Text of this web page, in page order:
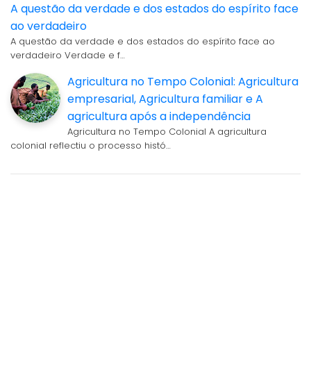
A questão da verdade e dos estados do espírito face
ao verdadeiro
A questão da verdade e dos estados do espírito face ao
verdadeiro Verdade e f…
Agricultura no Tempo Colonial: Agricultura
empresarial, Agricultura familiar e A
agricultura após a independência
Agricultura no Tempo Colonial A agricultura
colonial reflectiu o processo histó…